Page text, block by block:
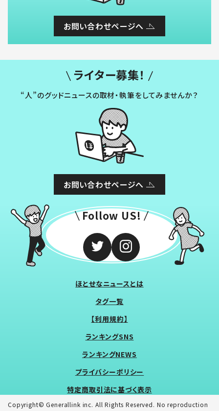
お問い合わせページへ
ライター募集！
“人”のグッドニュースの取材・執筆をしてみませんか？
お問い合わせページへ
Follow US!
ほとせなニュースとは
タグ一覧
【利用規約】
ランキングSNS
ランキングNEWS
プライバシーポリシー
特定商取引法に基づく表示
Copyright© Generallink inc. All Rights Reserved. No reproduction